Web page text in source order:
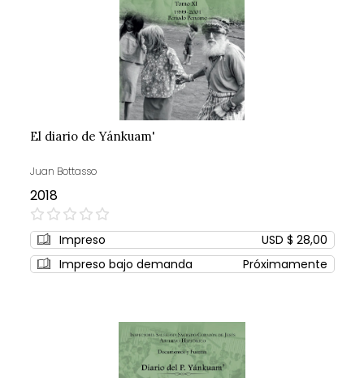
El diario de Yánkuam'
Juan Bottasso
2018
0%
Impreso
USD $ 28,00
Impreso bajo demanda
Próximamente